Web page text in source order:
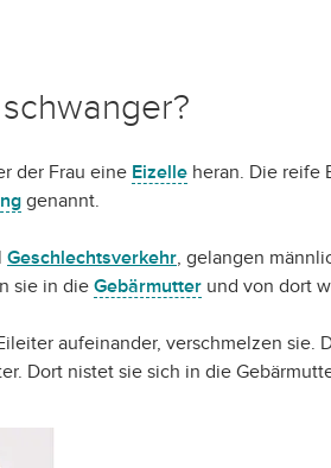
der Frau eine Eizelle heran. Die reife
genannt.
Geschlechtsverkehr, gelangen
sie in die Gebärmutter und von dort
aufeinander, verschmelzen sie.
Dort nistet sie sich in die